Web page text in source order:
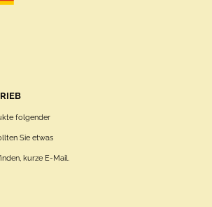
folgender
Sie etwas
kurze E-Mail.